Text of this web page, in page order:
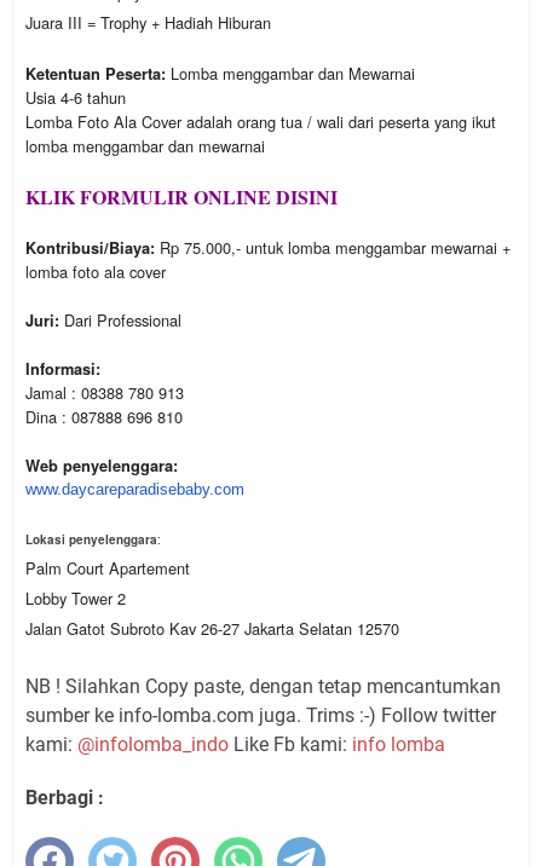
Juara III = Trophy + Hadiah Hiburan
Ketentuan Peserta: Lomba menggambar dan Mewarnai
Usia 4-6 tahun
Lomba Foto Ala Cover adalah orang tua / wali dari peserta yang ikut
lomba menggambar dan mewarnai
KLIK FORMULIR ONLINE DISINI
Kontribusi/Biaya: Rp 75.000,- untuk lomba menggambar mewarnai +
lomba foto ala cover
Juri: Dari Professional
Informasi:
Jamal : 08388 780 913
Dina : 087888 696 810
Web penyelenggara:
www.daycareparadisebaby.com
Lokasi penyelenggara:
Palm Court Apartement
Lobby Tower 2
Jalan Gatot Subroto Kav 26-27 Jakarta Selatan 12570
NB ! Silahkan Copy paste, dengan tetap mencantumkan
sumber ke info-lomba.com juga. Trims :-) Follow twitter
kami: @infolomba_indo Like Fb kami: info lomba
Berbagi :